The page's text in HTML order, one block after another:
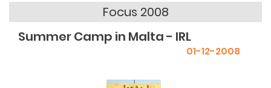
Focus 2008
Summer Camp in Malta - IRL
01-12-2008